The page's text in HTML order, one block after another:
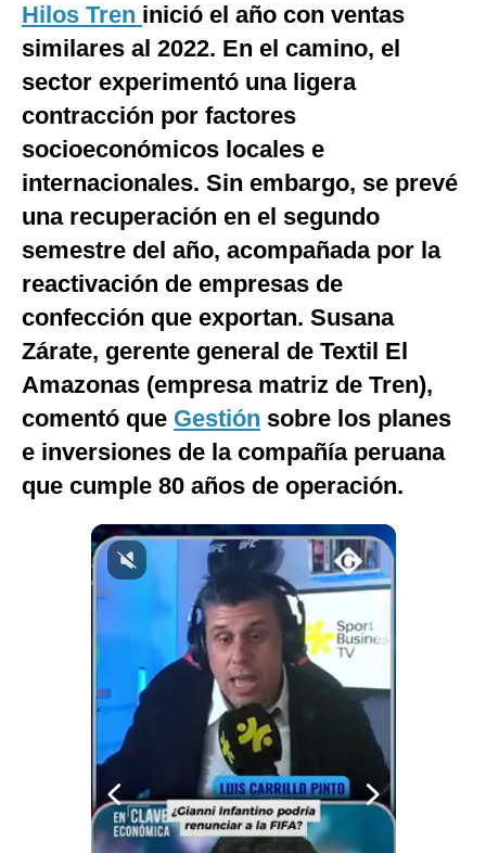
España
Tecnología
Club del Suscriptor
G de Gestión
Notas Contratadas
Podcast
Gestión TV
Videos
Fotogalerías
gestion.pe
Hilos Tren inició el año con ventas
similares al 2022. En el camino, el
sector experimentó una ligera
contracción por factores
socioeconómicos locales e
internacionales. Sin embargo, se prevé
una recuperación en el segundo
semestre del año, acompañada por la
reactivación de empresas de
confección que exportan. Susana
Zárate, gerente general de Textil El
Amazonas (empresa matriz de Tren),
comentó que Gestión sobre los planes
e inversiones de la compañía peruana
que cumple 80 años de operación.